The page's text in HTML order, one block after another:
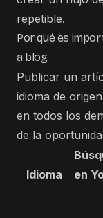
repetible.
Por qué es
a blog
Publicar un
idioma de
en todos los
de la
Idioma
en